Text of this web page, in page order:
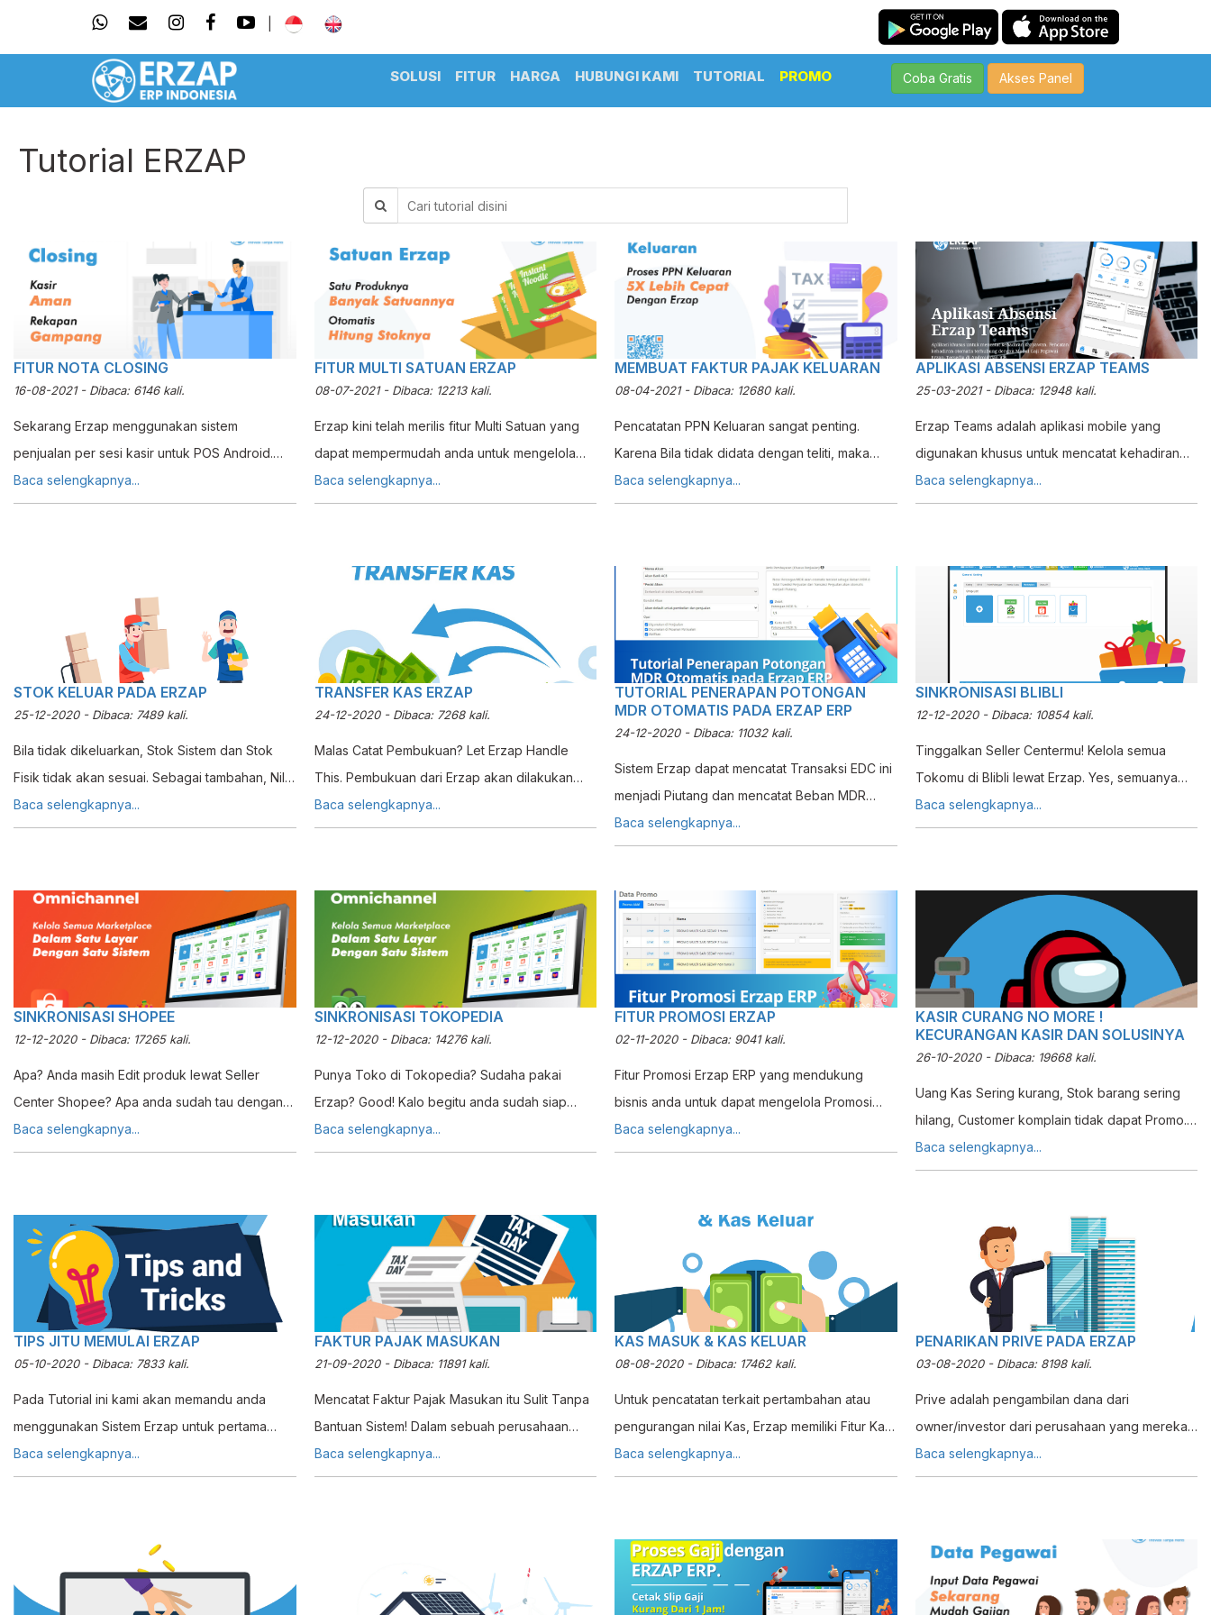
SOLUSI FITUR HARGA HUBUNGI KAMI TUTORIAL PROMO Coba Gratis Akses Panel
Tutorial ERZAP
FITUR NOTA CLOSING
16-08-2021 - Dibaca: 6146 kali.
Sekarang Erzap menggunakan sistem
penjualan per sesi kasir untuk POS Android.
Jadi kasir diwajibkan untuk memulai sesi kasir
sebelum mulai bertugas dan mengakhiri sesi
Baca selengkapnya...
FITUR MULTI SATUAN ERZAP
08-07-2021 - Dibaca: 12213 kali.
Erzap kini telah merilis fitur Multi Satuan yang
dapat mempermudah anda untuk mengelola
Stok Barang yang memiliki banyak satuan untuk
satu produk. Fitur ini cocok digunakan untuk
Baca selengkapnya...
MEMBUAT FAKTUR PAJAK KELUARAN
08-04-2021 - Dibaca: 12680 kali.
Pencatatan PPN Keluaran sangat penting.
Karena Bila tidak didata dengan teliti, maka
PKP pemilik suatu usaha akan kesulitan
mengetahui berapa nominal yang harus
mudah untuk dilakukan karena beberapa
kendala seperti
Baca selengkapnya...
APLIKASI ABSENSI ERZAP TEAMS
25-03-2021 - Dibaca: 12948 kali.
Erzap Teams adalah aplikasi mobile yang
digunakan khusus untuk mencatat kehadiran
dan absensi dari masing-masing pegawai. Hasil
pencatan absen ini akan otomatis tersikron
Baca selengkapnya...
STOK KELUAR PADA ERZAP
25-12-2020 - Dibaca: 7489 kali.
Bila tidak dikeluarkan, Stok Sistem dan Stok
Fisik tidak akan sesuai. Sebagai tambahan, Nilai
Persediaan dan Beban juga tidak akan akurat
dalam Pembukuan. Bagaimana cara
Baca selengkapnya...
TRANSFER KAS ERZAP
24-12-2020 - Dibaca: 7268 kali.
Malas Catat Pembukuan? Let Erzap Handle
This. Pembukuan dari Erzap akan dilakukan
secara Otomatis oleh Sistem. Anda cukup
menginputkan memilih dan memasukan nominal
Bagaimana cara untuk Transfer Kas di Erzap?
Simak Tutorialnya dibawah
Baca selengkapnya...
TUTORIAL PENERAPAN POTONGAN
MDR OTOMATIS PADA ERZAP ERP
24-12-2020 - Dibaca: 11032 kali.
Sistem Erzap dapat mencatat Transaksi EDC ini
menjadi Piutang dan mencatat Beban MDR
secara otomatis. Yup! Otomatis! Bagaimana
penerapaan Penjualan dengan Potongan MDR
Baca selengkapnya...
SINKRONISASI BLIBLI
12-12-2020 - Dibaca: 10854 kali.
Tinggalkan Seller Centermu! Kelola semua
Tokomu di Blibli lewat Erzap. Yes, semuanya
bisa connect dengan Erzap! Bagaimana
caranya? Check this Tutorial out!
Baca selengkapnya...
SINKRONISASI SHOPEE
12-12-2020 - Dibaca: 17265 kali.
Apa? Anda masih Edit produk lewat Seller
Center Shopee? Apa anda sudah tau dengan
Erzap anda dapat Edit Produk dan Stok
Shopee via Erzap? Lho memangnya bisa ya ?!
Baca selengkapnya...
SINKRONISASI TOKOPEDIA
12-12-2020 - Dibaca: 14276 kali.
Punya Toko di Tokopedia? Sudaha pakai
Erzap? Good! Kalo begitu anda sudah siap
untuk kelola Toko-toko pada Tokopedia via
Erzap? Check this Tutorial out!
Baca selengkapnya...
FITUR PROMOSI ERZAP
02-11-2020 - Dibaca: 9041 kali.
Fitur Promosi Erzap ERP yang mendukung
bisnis anda untuk dapat mengelola Promosi
melalui Sistem. Promosi atau yang lebih dikenal
dengan istilah Promo adalah upaya
produk kompetitor. Promosi ini bertujuan untuk
menciptakan ketertarikan masyarakat
menggunakan produk yang ditawarkan serta
meningkatkan penjualan.
Baca selengkapnya...
KASIR CURANG NO MORE !
KECURANGAN KASIR DAN SOLUSINYA
26-10-2020 - Dibaca: 19668 kali.
Uang Kas Sering kurang, Stok barang sering
hilang, Customer komplain tidak dapat Promo.
Hmmm .... kira-kira apa penyebabnya ya? Bisa
aja Kasir anda Curang lho. Lihat disini untuk
Baca selengkapnya...
TIPS JITU MEMULAI ERZAP
05-10-2020 - Dibaca: 7833 kali.
Pada Tutorial ini kami akan memandu anda
menggunakan Sistem Erzap untuk pertama
kalinya. Tujuan dari tutorial ini adalah untuk
membantu anda memahami bagaimana
Baca selengkapnya...
FAKTUR PAJAK MASUKAN
21-09-2020 - Dibaca: 11891 kali.
Mencatat Faktur Pajak Masukan itu Sulit Tanpa
Bantuan Sistem! Dalam sebuah perusahaan
baik dagang maupun jasa akan mengalami
kesulitan dalam mencatat Faktur Pajak
dari banyak Supplier. Ditambah lagi, satu
Baca selengkapnya...
KAS MASUK & KAS KELUAR
08-08-2020 - Dibaca: 17462 kali.
Untuk pencatatan terkait pertambahan atau
pengurangan nilai Kas, Erzap memiliki Fitur Kas
Masuk dan Kas Keluar yang memungkinkan
pengguna untuk memberi pertambahan nilai
Kas Keluar pada Erzap ? Bagaimana cara
penggunaannya ? Simak Tutorial ini untuk
Baca selengkapnya...
PENARIKAN PRIVE PADA ERZAP
03-08-2020 - Dibaca: 8198 kali.
Prive adalah pengambilan dana dari
owner/investor dari perusahaan yang mereka
miliki/invest yang akan digunakan untuk
kebutuhan pribadi. Penarikan Prive ini akan
mendukung pencatatan Penarikan Prive.
Pada Tutorial kali ini akan membahas cara
Baca selengkapnya...